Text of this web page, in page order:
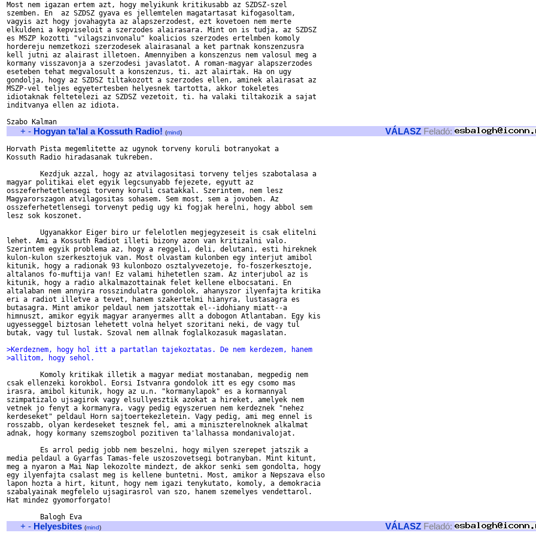
Most nem igazan ertem azt, hogy melyikunk kritikusabb az SZDSZ-szel
szemben. En  az SZDSZ gyava es jellemtelen magatartasat kifogasoltam,
vagyis azt hogy jovahagyta az alapszerzodest, ezt kovetoen nem merte
elkuldeni a kepviseloit a szerzodes alairasara. Mint on is tudja, az SZDSZ
es MSZP kozotti "vilagszinvonalu" koalicios szerzodes ertelmben komoly
hordereju nemzetkozi szerzodesek alairasanal a ket partnak konszenzusra
kell jutni az alairast illetoen. Amennyiben a konszenzus nem valosul meg a
kormany visszavonja a szerzodesi javaslatot. A roman-magyar alapszerzodes
eseteben tehat megvalosult a konszenzus, ti. azt alairtak. Ha on ugy
gondolja, hogy az SZDSZ tiltakozott a szerzodes ellen, aminek alairasat az
MSZP-vel teljes egyetertesben helyesnek tartotta, akkor tokeletes
idiotaknak feltetelezi az SZDSZ vezetoit, ti. ha valaki tiltakozik a sajat
inditvanya ellen az idiota.
+ - Hogyan ta'lal a Kossuth Radio! (mind) VÁLASZ Feladó:
Horvath Pista megemlitette az ugynok torveny koruli botranyokat a
Kossuth Radio hiradasanak tukreben.
        Kezdjuk azzal, hogy az atvilagositasi torveny teljes szabotalasa a
magyar politikai elet egyik legcsunyabb fejezete, egyutt az
osszeferhetetlensegi torveny koruli csatakkal. Szerintem, nem lesz
Magyarorszagon atvilagositas sohasem. Sem most, sem a jovoben. Az
osszeferhetetlensegi torvenyt pedig ugy ki fogjak herelni, hogy abbol sem
lesz sok koszonet.
        Ugyanakkor Eiger biro ur felelotlen megjegyzeseit is csak elitelni
lehet. Ami a Kossuth Radiot illeti bizony azon van kritizalni valo.
Szerintem egyik problema az, hogy a reggeli, deli, delutani, esti hireknek
kulon-kulon szerkesztojuk van. Most olvastam kulonben egy interjut amibol
kitunik, hogy a radionak 93 kulonbozo osztalyvezetoje, fo-foszerkesztoje,
altalanos fo-muftija van! Ez valami hihetetlen szam. Az interjubol az is
kitunik, hogy a radio alkalmazottainak felet kellene elbocsatani. En
altalaban nem annyira rosszindulatra gondolok, ahanyszor ilyenfajta kritika
eri a radiot illetve a tevet, hanem szakertelmi hianyra, lustasagra es
butasagra. Mint amikor peldaul nem jatszottak el--idohiany miatt--a
himnuszt, amikor egyik magyar aranyermes allt a dobogon Atlantaban. Egy kis
ugyesseggel biztosan lehetett volna helyet szoritani neki, de vagy tul
butak, vagy tul lustak. Szoval nem allnak foglalkozasuk magaslatan.
>Kerdeznem, hogy hol itt a partatlan tajekoztatas. De nem kerdezem, hanem
>allitom, hogy sehol.
        Komoly kritikak illetik a magyar mediat mostanaban, megpedig nem
csak ellenzeki korokbol. Eorsi Istvanra gondolok itt es egy csomo mas
irasra, amibol kitunik, hogy az u.n. "kormanylapok" es a kormannyal
szimpatizalo ujsagirok vagy elsullyesztik azokat a hireket, amelyek nem
vetnek jo fenyt a kormanyra, vagy pedig egyszeruen nem kerdeznek "nehez
kerdeseket" peldaul Horn sajtoertekezletein. Vagy pedig, ami meg ennel is
rosszabb, olyan kerdeseket tesznek fel, ami a miniszterelnoknek alkalmat
adnak, hogy kormany szemszogbol pozitiven ta'lalhassa mondanivalojat.
        Es arrol pedig jobb nem beszelni, hogy milyen szerepet jatszik a
media peldaul a Gyarfas Tamas-fele uszoszovetsegi botranyban. Mint kitunt,
meg a nyaron a Mai Nap lekozolte mindezt, de akkor senki sem gondolta, hogy
egy ilyenfajta csalast meg is kellene buntetni. Most, amikor a Nepszava elso
lapon hozta a hirt, kitunt, hogy nem igazi tenykutato, komoly, a demokracia
szabalyainak megfelelo ujsagirasrol van szo, hanem szemelyes vendettarol.
Hat mindez gyomorforgato!
+ - Helyesbites (mind) VÁLASZ Feladó: